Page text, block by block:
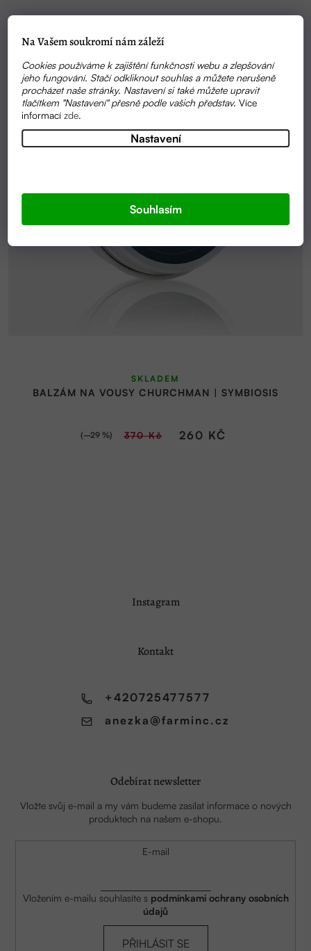
Na Vašem soukromí nám záleží
Cookies používáme k zajištění funkčnosti webu a zlepšování
jeho fungování. Stačí odkliknout souhlas a můžete nerušeně
procházet naše stránky. Nastavení si také můžete upravit
tlačítkem "Nastavení" přesně podle vašich představ.Více
informacízde.
Nastavení
Souhlasím
BALZÁM NA VOUSY CHURCHMAN | SYMBIOSIS
SKLADEM
260 KČ
370 Kč
(–29 %)
Instagram
Kontakt
anezka @farminc.cz
+420725477577
Odebírat newsletter
Vložte svůj e-mail a my vám budeme zasílat informace o nových
produktech na našem e-shopu.
E-mail
Vložením e-mailu souhlasíte s podmínkami ochrany osobních
údajů
PŘIHLÁSIT SE